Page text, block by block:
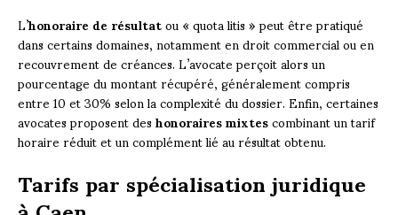
L’honoraire de résultatou « quota litis » peut être pratiqué
dans certains domaines, notamment en droit commercial ou en
recouvrement de créances. L’avocate perçoit alors un
pourcentage du montant récupéré, généralement compris
entre 10 et 30% selon la complexité du dossier. Enfin, certaines
avocates proposent deshonoraires mixtescombinant un tarif
horaire réduit et un complément lié au résultat obtenu.
Tarifs par spécialisation juridique